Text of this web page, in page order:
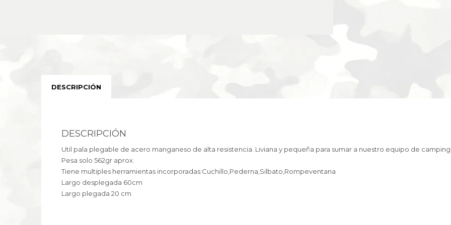
DESCRIPCIÓN
DESCRIPCIÓN
Util pala plegable de acero manganeso de alta resistencia. Liviana y pequeña para sumar a nuestro equipo de
Pesa solo 562gr aprox.
Tiene multiples herramientas incorporadas:Cuchillo,Pederna,Silbato,Rompeventana
Largo desplegada 60cm
Largo plegada 20 cm